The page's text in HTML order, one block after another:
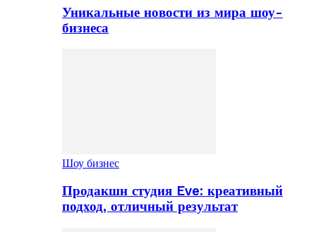
Уникальные новости из мира шоу-
бизнеса
Шоу бизнес
Продакшн студия Eve: креативный
подход, отличный результат